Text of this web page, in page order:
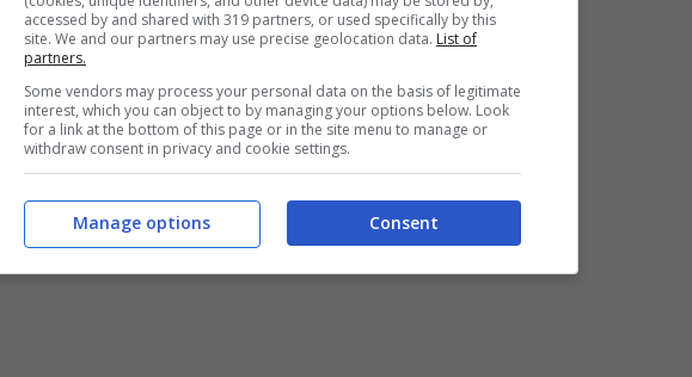
accessed by and shared with 319 partners, or used specifically by this
site. We and our partners may use precise geolocation data. List of
partners.
Some vendors may process your personal data on the basis of legitimate
interest, which you can object to by managing your options below. Look
for a link at the bottom of this page or in the site menu to manage or
withdraw consent in privacy and cookie settings.
Consent
Manage options